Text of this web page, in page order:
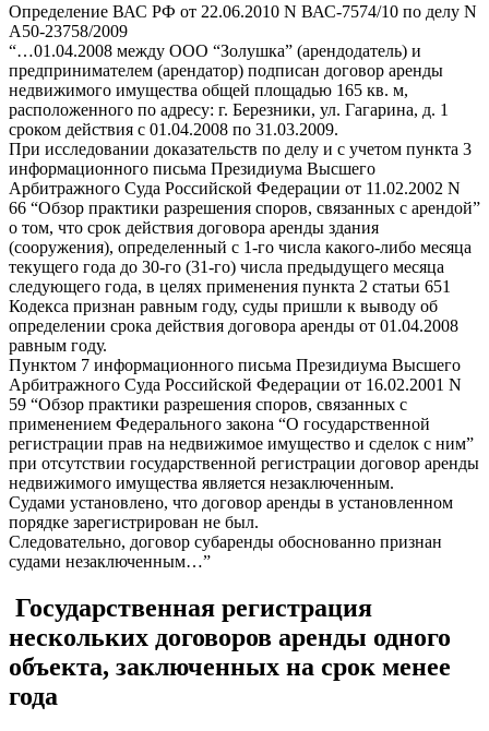
Определение ВАС РФ от 22.06.2010 N ВАС-7574/10 по делу N
А50-23758/2009
“…01.04.2008 между ООО “Золушка” (арендодатель) и
предпринимателем (арендатор) подписан договор аренды
недвижимого имущества общей площадью 165 кв. м,
расположенного по адресу: г. Березники, ул. Гагарина, д. 1
сроком действия с 01.04.2008 по 31.03.2009.
При исследовании доказательств по делу и с учетом пункта 3
информационного письма Президиума Высшего
Арбитражного Суда Российской Федерации от 11.02.2002 N
66 “Обзор практики разрешения споров, связанных с арендой”
о том, что срок действия договора аренды здания
(сооружения), определенный с 1-го числа какого-либо месяца
текущего года до 30-го (31-го) числа предыдущего месяца
следующего года, в целях применения пункта 2 статьи 651
Кодекса признан равным году, суды пришли к выводу об
определении срока действия договора аренды от 01.04.2008
равным году.
Пунктом 7 информационного письма Президиума Высшего
Арбитражного Суда Российской Федерации от 16.02.2001 N
59 “Обзор практики разрешения споров, связанных с
применением Федерального закона “О государственной
регистрации прав на недвижимое имущество и сделок с ним”
при отсутствии государственной регистрации договор аренды
недвижимого имущества является незаключенным.
Судами установлено, что договор аренды в установленном
порядке зарегистрирован не был.
Следовательно, договор субаренды обоснованно признан
судами незаключенным…”
Государственная регистрация
нескольких договоров аренды одного
объекта, заключенных на срок менее
года